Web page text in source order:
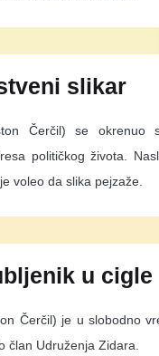
slikar
Čerčil) se okrenuo
političkog života.
voleo da slika pejzaže.
u cigle
Čerčil) je u slobodno
član Udruženja Zidara.